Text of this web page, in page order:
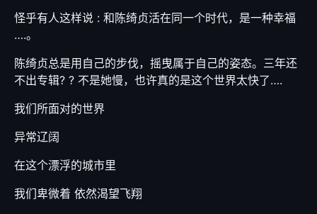
怪乎有人这样说 : 和陈绮贞活在同一个时代，是一种幸福
….。
陈绮贞总是用自己的步伐，摇曳属于自己的姿态。三年还
不出专辑? ? 不是她慢，也许真的是这个世界太快了….
我们所面对的世界
异常辽阔
在这个漂浮的城市里
我们卑微着 依然渴望飞翔